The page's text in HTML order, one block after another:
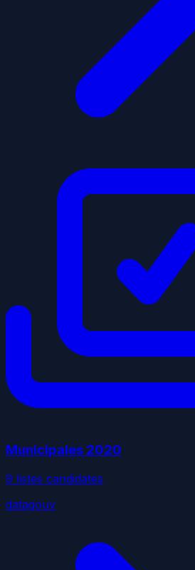
Municipales 2020
9 listes candidates
datagouv